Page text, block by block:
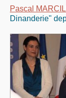
Pascal
Dinanderie"